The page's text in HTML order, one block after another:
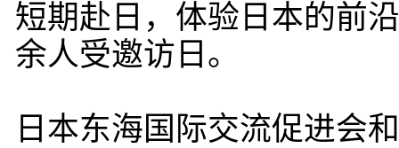
短期赴日，体验日本的前
余人受邀访日。
日本东海国际交流促进会